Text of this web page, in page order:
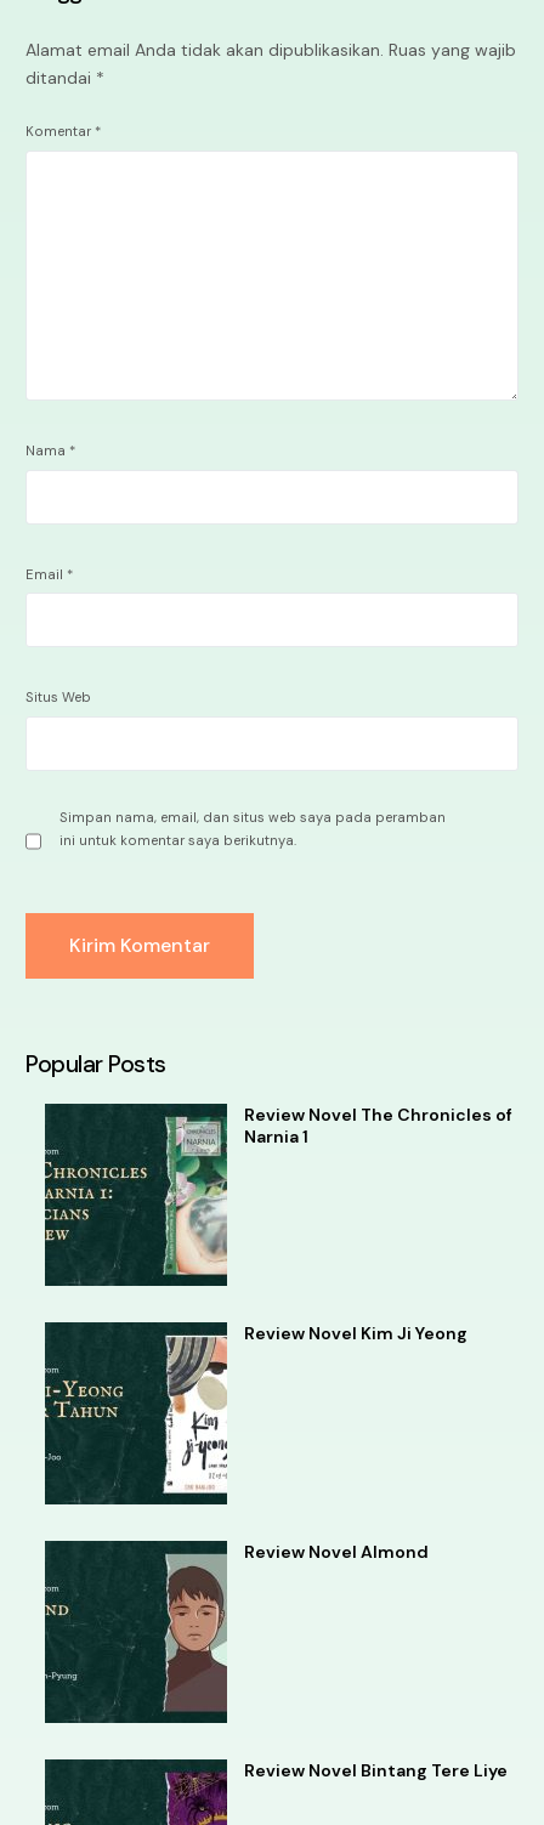
Alamat email Anda tidak akan dipublikasikan. Ruas yang wajib
ditandai *
Komentar *
Nama *
Email *
Situs Web
Simpan nama, email, dan situs web saya pada peramban
ini untuk komentar saya berikutnya.
Popular Posts
Review Novel The Chronicles of
Narnia 1
Review Novel Kim Ji Yeong
Review Novel Almond
Review Novel Bintang Tere Liye